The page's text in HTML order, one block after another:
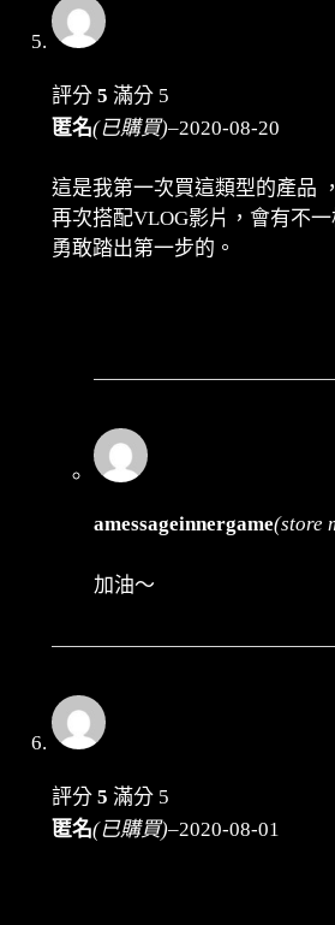
評分 5 滿分 5
匿名(已購買)–2020-08-20
這是我第一次買這類型的產品
再次搭配VLOG影片，會有不
勇敢踏出第一步的。
amessageinnergame(store
加油～
評分 5 滿分 5
匿名(已購買)–2020-08-01